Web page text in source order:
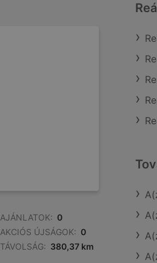
AJÁNLATOK: 0
AKCIÓS ÚJSÁGOK: 0
TÁVOLSÁG: 380,37 km